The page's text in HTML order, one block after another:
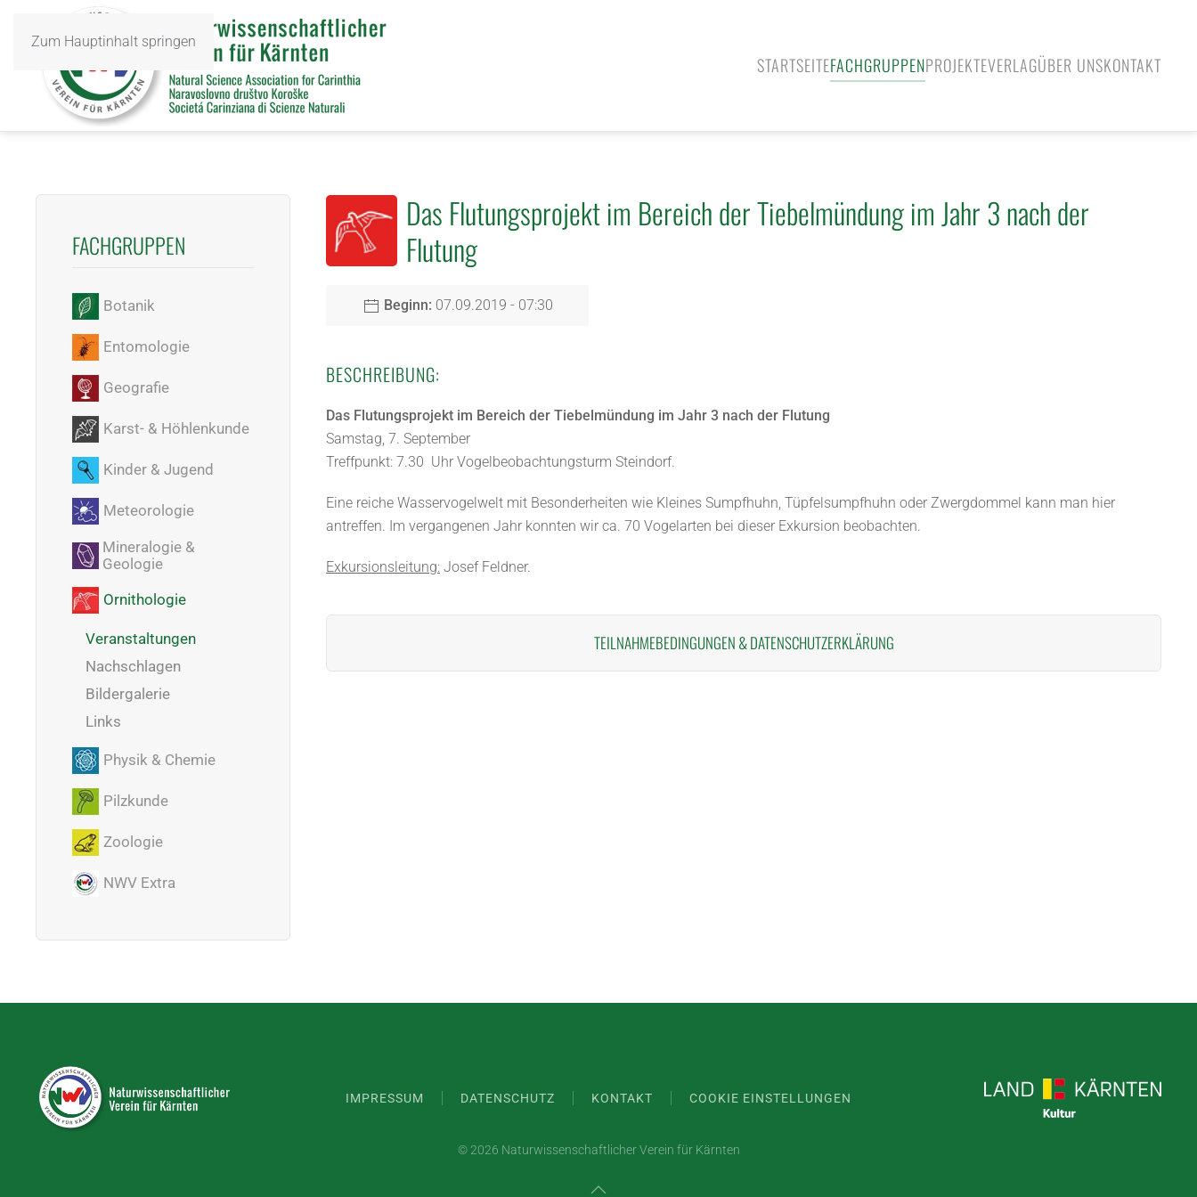
Zum Hauptinhalt springen
STARTSEITEFACHGRUPPENPROJEKTEVERLAGÜBER UNSKONTAKT
FACHGRUPPEN
Botanik
Entomologie
Geografie
Karst- & Höhlenkunde
Kinder & Jugend
Meteorologie
Mineralogie &
Geologie
Ornithologie
Veranstaltungen
Nachschlagen
Bildergalerie
Links
Physik & Chemie
Pilzkunde
Zoologie
NWV Extra
Das Flutungsprojekt im Bereich der Tiebelmündung im Jahr 3 nach der
Flutung
Beginn: 07.09.2019 - 07:30
BESCHREIBUNG:
Das Flutungsprojekt im Bereich der Tiebelmündung im Jahr 3 nach der Flutung
Samstag, 7. September
Treffpunkt: 7.30 Uhr Vogelbeobachtungsturm Steindorf.
Eine reiche Wasservogelwelt mit Besonderheiten wie Kleines Sumpfhuhn, Tüpfelsumpfhuhn oder Zwergdommel kann man hier
antreffen. Im vergangenen Jahr konnten wir ca. 70 Vogelarten bei dieser Exkursion beobachten.
Exkursionsleitung: Josef Feldner.
TEILNAHMEBEDINGUNGEN &DATENSCHUTZERKLÄRUNG
IMPRESSUM DATENSCHUTZ KONTAKT COOKIE EINSTELLUNGEN
©2026 Naturwissenschaftlicher Verein für Kärnten